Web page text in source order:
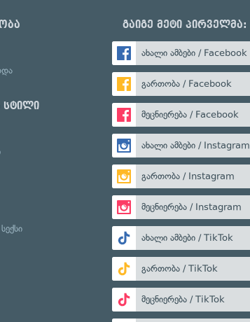
სტილი
გაიგე მეტი პირველმა:
ახალი ამბები / Facebook
გართობა / Facebook
მეცნიერება / Facebook
ახალი ამბები / Instagram
გართობა / Instagram
მეცნიერება / Instagram
ახალი ამბები / TikTok
გართობა / TikTok
მეცნიერება / TikTok